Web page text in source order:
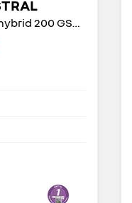
Austral E-Tech full hybrid 200 GSR2 Techno